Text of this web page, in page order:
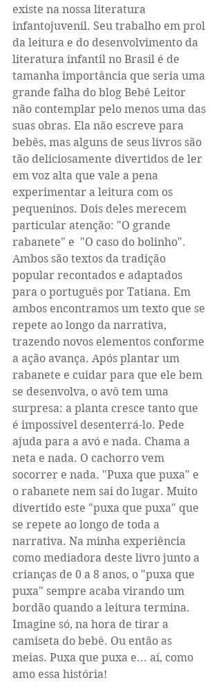
existe na nossa literatura
infantojuvenil. Seu trabalho em prol
da leitura e do desenvolvimento da
literatura infantil no Brasil é de
tamanha importância que seria uma
grande falha do blog Bebê Leitor
não contemplar pelo menos uma das
suas obras. Ela não escreve para
bebês, mas alguns de seus livros são
tão deliciosamente divertidos de ler
em voz alta que vale a pena
experimentar a leitura com os
pequeninos. Dois deles merecem
particular atenção: "O grande
rabanete" e  "O caso do bolinho".
Ambos são textos da tradição
popular recontados e adaptados
para o português por Tatiana. Em
ambos encontramos um texto que se
repete ao longo da narrativa,
trazendo novos elementos conforme
a ação avança. Após plantar um
rabanete e cuidar para que ele bem
se desenvolva, o avô tem uma
surpresa: a planta cresce tanto que
é impossível desenterrá-lo. Pede
ajuda para a avó e nada. Chama a
neta e nada. O cachorro vem
socorrer e nada. "Puxa que puxa" e
o rabanete nem sai do lugar. Muito
divertido este "puxa que puxa" que
se repete ao longo de toda a
narrativa. Na minha experiência
como mediadora deste livro junto a
crianças de 0 a 8 anos, o "puxa que
puxa" sempre acaba virando um
bordão quando a leitura termina.
Imagine só, na hora de tirar a
camiseta do bebê. Ou então as
meias. Puxa que puxa e... aí, como
amo essa história!